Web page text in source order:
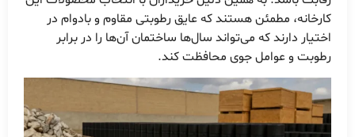
کارخانه، مطمئن هستند که عایق رطوبتی مقاوم و بادوام در
اختیار دارند که می‌تواند سال‌ها ساختمان آن‌ها را در برابر
رطوبت و عوامل جوی محافظت کند.